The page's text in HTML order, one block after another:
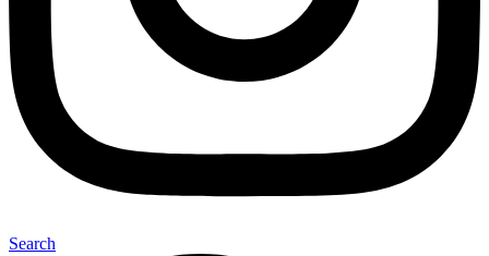
Search